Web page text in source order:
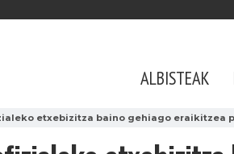
ALBISTEAK
etxebizitza baino gehiago eraikitzea